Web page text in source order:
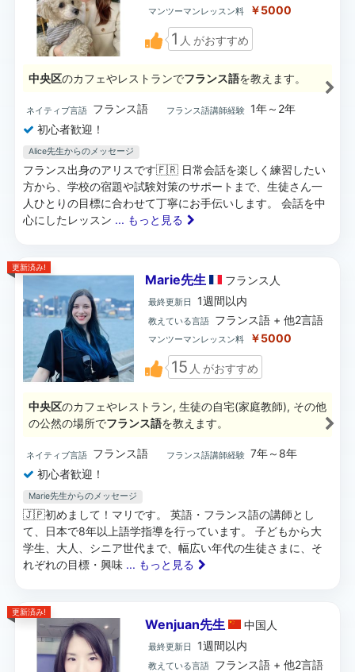
マンツーマンレッスン料 ￥5000
1 人 がおすすめ
中央区のカフェやレストランでフランス語を教えます。
ネイティブ言語 フランス語 フランス語講師経験 1年～2年
初心者歓迎！
Alice先生からのメッセージ
フランス出身のアリスです🇫🇷 日常会話を楽しく練習したい
方から、学校の宿題や試験対策のサポートまで、生徒さん一
人ひとりの目標に合わせて丁寧にお手伝いします。 会話を中
心にしたレッスン ... もっと見る
更新済み!
Marie先生 フランス 人
最終更新日 1週間以内
教えている言語 フランス語 + 他2言語
マンツーマンレッスン料 ￥5000
15 人 がおすすめ
中央区のカフェやレストラン, 生徒の自宅(家庭教師), その他
の公然の場所でフランス語を教えます。
ネイティブ言語 フランス語 フランス語講師経験 7年～8年
初心者歓迎！
Marie先生からのメッセージ
🇯🇵初めまして！マリです。 英語・フランス語の講師とし
て、日本で8年以上語学指導を行っています。 子どもから大
学生、大人、シニア世代まで、幅広い年代の生徒さまに、そ
れぞれの目標・興味 ... もっと見る
更新済み!
Wenjuan先生 中国 人
最終更新日 1週間以内
教えている言語 フランス語 + 他2言語